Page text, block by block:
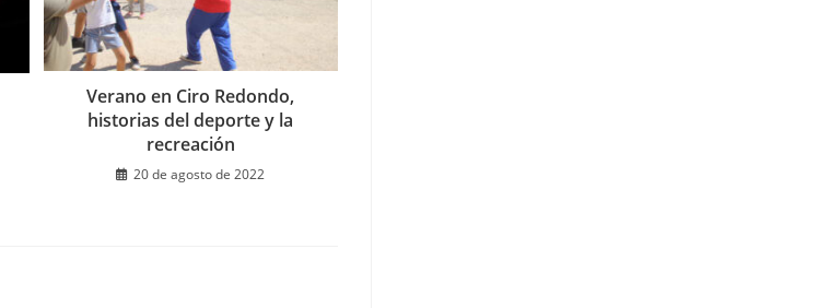
Verano en Ciro Redondo,
historias del deporte y la
recreación
20 de agosto de 2022